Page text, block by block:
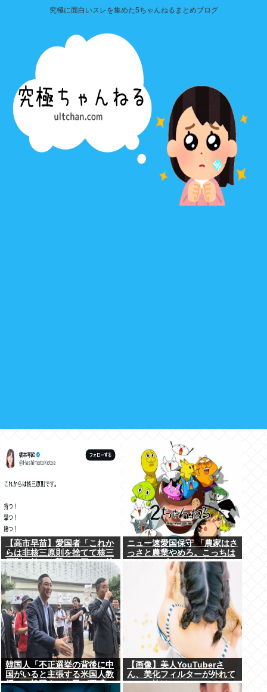
究極に面白いスレを集めた5ちゃんねるまとめブログ
【高市早苗】愛国者「これか
らは非核三原則を捨てて核三
原則。持つ！撃つ！勝つ！核
戦争には慣れている、試して
みるか？」
ニュー速愛国保守 「農家はさ
っさと農業やめろ。こっちは
カルローズでいいんだから。
農業されたら迷惑だ」
韓国人「不正選挙の背後に中
国がいると主張する米国人教
授に、韓国ネット民が困惑」
【画像】美人YouTuberさ
ん、美化フィルターが外れて
ぶっコ抜けwww